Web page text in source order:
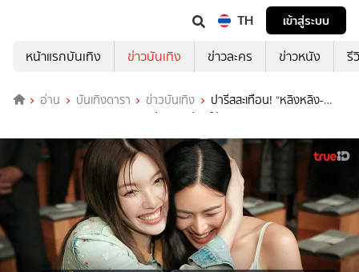
TH
เข้าสู่ระบบ
หน้าแรกบันเทิง
ข่าวบันเทิง ข่าวละคร ข่าวหนัง รี
อ่าน บันเทิงดารา ข่าวบันเทิง
ปารีสสะเทือน! “หลิงหลิง-
ออม” สวยหวานดุจลูกคุณหนู ประกบซุปตาร์ดัง